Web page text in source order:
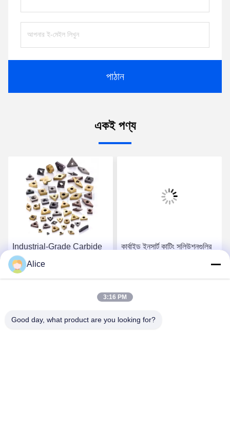
পাঠান
একই পণ্য
Industrial-Grade Carbide
Inserts for Heavy-Duty
Cutting Tasks
কার্বাইড ইনসার্ট কাটিং সলিউশনগুলির
Alice
3:16 PM
Good day, what product are you looking for?